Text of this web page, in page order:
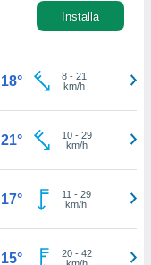
Installa
18° 8- 21
km/h
21° 10- 29
km/h
17° 11 - 29
km/h
15° 20- 42
km/h